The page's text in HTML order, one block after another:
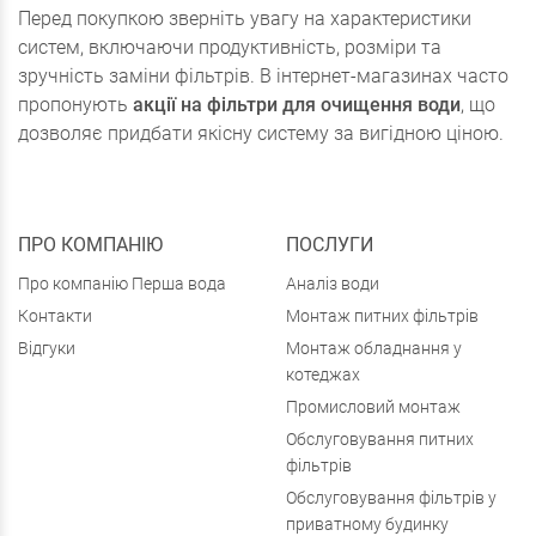
Перед покупкою зверніть увагу на характеристики
систем, включаючи продуктивність, розміри та
зручність заміни фільтрів. В інтернет-магазинах часто
пропонують акції на фільтри для очищення води, що
дозволяє придбати якісну систему за вигідною ціною.
ПРО КОМПАНІЮ
Про компанію Перша вода
Контакти
Відгуки
ПОСЛУГИ
Аналіз води
Монтаж питних фільтрів
Монтаж обладнання у
котеджах
Промисловий монтаж
Обслуговування питних
фільтрів
Обслуговування фільтрів у
приватному будинку